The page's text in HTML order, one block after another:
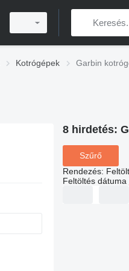
Kotrógépek Garbin
8 hirdetés:
Szűrő
Rendezés:
Feltöltés dátuma